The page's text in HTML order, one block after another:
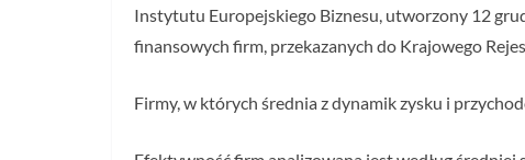
Instytutu Europejskiego Biznesu, utworzony 12
finansowych firm, przekazanych do Krajowego
Firmy, w których średnia z dynamik zysku i